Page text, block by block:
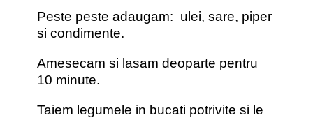
Peste peste adaugam: ulei, sare, piper
si condimente.
Amesecam si lasam deoparte pentru
10 minute.
Taiem legumele in bucati potrivite si le